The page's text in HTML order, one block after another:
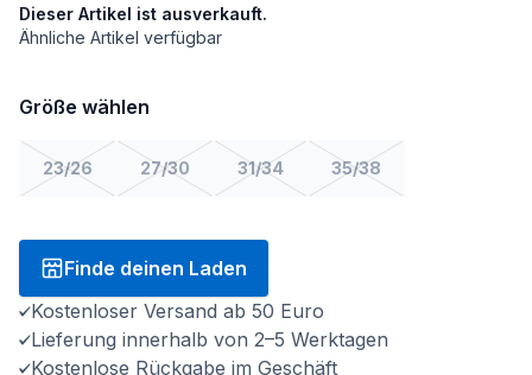
Dieser Artikel ist ausverkauft.
Ähnliche Artikel verfügbar
Größe wählen
23/26 27/30 31/34 35/38
Finde deinen Laden
Kostenloser Versand ab 50 Euro
Lieferung innerhalb von 2–5 Werktagen
Kostenlose Rückgabe im Geschäft